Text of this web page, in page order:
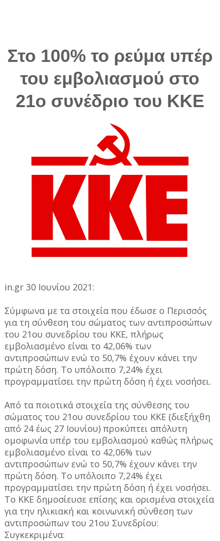
Στο 100% το ρεύμα υπέρ
του εμβολιασμού στο
21ο συνέδριο του ΚΚΕ
in.gr 30 Ιουνίου 2021:
Σύμφωνα με τα στοιχεία που έδωσε ο Περισσός
για τη σύνθεση του σώματος των αντιπροσώπων
του 21ου συνεδρίου του ΚΚΕ, πλήρως
εμβολιασμένο είναι το 42,06% των
αντιπροσώπων ενώ το 50,7% έχουν κάνει την
πρώτη δόση. Το υπόλοιπο 7,24% έχει
προγραμματίσει την πρώτη δόση ή έχει νοσήσει.
Από τα ποιοτικά στοιχεία της σύνθεσης του
σώματος του 21ου συνεδρίου του ΚΚΕ (διεξήχθη
από 24 έως 27 Ιουνίου) προκύπτει απόλυτη
ομοφωνία υπέρ του εμβολιασμού καθώς πλήρως
εμβολιασμένο είναι το 42,06% των
αντιπροσώπων ενώ το 50,7% έχουν κάνει την
πρώτη δόση. Το υπόλοιπο 7,24% έχει
προγραμματίσει την πρώτη δόση ή έχει νοσήσει.
Το ΚΚΕ δημοσίευσε επίσης και ορισμένα στοιχεία
για την ηλικιακή και κοινωνική σύνθεση των
αντιπροσώπων του 21ου Συνεδρίου:
Συγκεκριμένα: